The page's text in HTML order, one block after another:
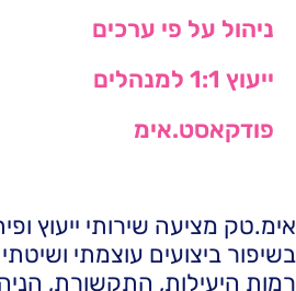
ניהול על פי ערכים
ייעוץ 1:1 למנהלים
פודקאסט.אימ
אימ.טק מציעה שירותי ייעוץ
בשיפור ביצועים עוצמתי
רמות היעילות, התקשורת,